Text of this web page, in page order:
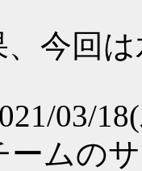
今回
03/
ームの